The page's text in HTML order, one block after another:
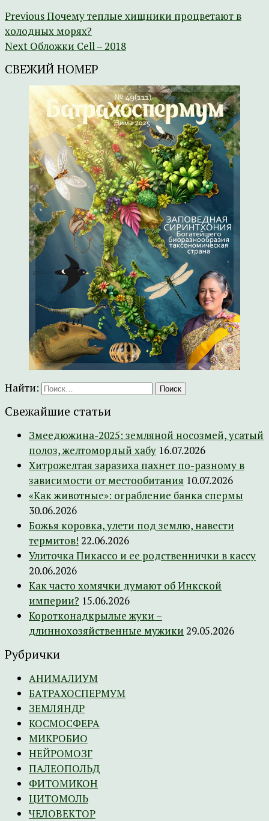
PreviousПочему теплые хищники процветают в
холодных морях?
Next Обложки Cell – 2018
СВЕЖИЙ НОМЕР
Найти:
Свежайшие статьи
Змеедюжина-2025: земляной носозмей, усатый
полоз, желтомордый хабу 16.07.2026
Хитрожелтая заразиха пахнет по-разному в
зависимости от местообитания 10.07.2026
«Как животные»: ограбление банка спермы
30.06.2026
Божья коровка, улети под землю, навести
термитов! 22.06.2026
Улиточка Пикассо и ее родственнички в кассу
20.06.2026
Как часто хомячки думают об Инкской
империи? 15.06.2026
Коротконадкрылые жуки –
длиннохозяйственные мужики 29.05.2026
Рубрички
АНИМАЛИУМ
БАТРАХОСПЕРМУМ
ЗЕМЛЯНДР
КОСМОСФЕРА
МИКРОБИО
НЕЙРОМОЗГ
ПАЛЕОПОЛЬД
ФИТОМИКОН
ЦИТОМОЛЬ
ЧЕЛОВЕКТОР